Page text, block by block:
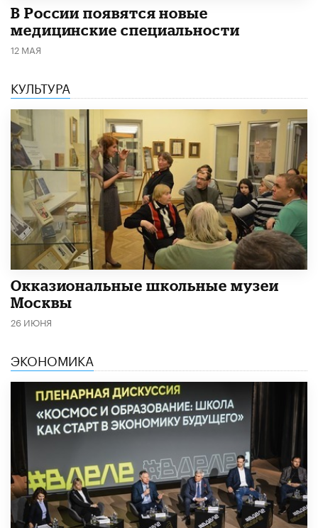
В России появятся новые
медицинские специальности
12 МАЯ
КУЛЬТУРА
​Окказиональные школьные музеи
Москвы
26 ИЮНЯ
ЭКОНОМИКА